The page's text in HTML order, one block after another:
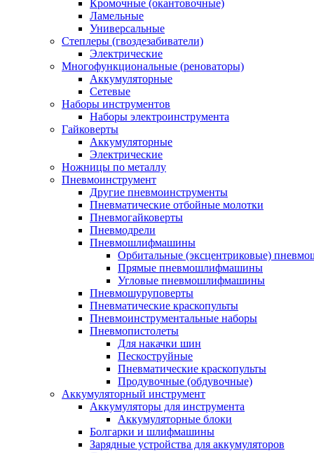
Кромочные (окантовочные)
Ламельные
Универсальные
Степлеры (гвоздезабиватели)
Электрические
Многофункциональные (реноваторы)
Аккумуляторные
Сетевые
Наборы инструментов
Наборы электроинструмента
Гайковерты
Аккумуляторные
Электрические
Ножницы по металлу
Пневмоинструмент
Другие пневмоинструменты
Пневматические отбойные молотки
Пневмогайковерты
Пневмодрели
Пневмошлифмашины
Орбитальные (эксцентриковые)
Прямые пневмошлифмашины
Угловые пневмошлифмашины
Пневмошуруповерты
Пневматические краскопульты
Пневмоинструментальные наборы
Пневмопистолеты
Для накачки шин
Пескоструйные
Пневматические краскопульты
Продувочные (обдувочные)
Аккумуляторный инструмент
Аккумуляторы для инструмента
Аккумуляторные блоки
Болгарки и шлифмашины
Зарядные устройства для аккумуляторов